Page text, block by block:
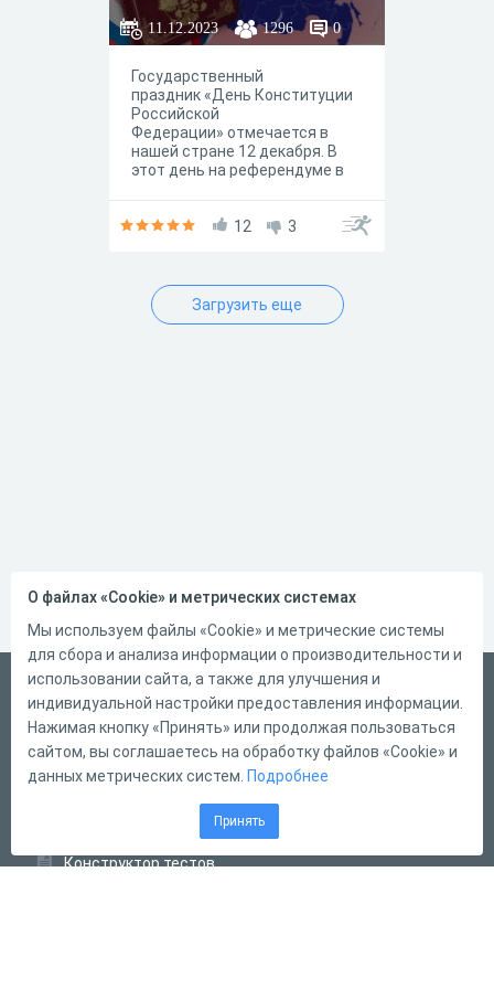
11.12.2023 1296 0
Государственный
праздник «День Конституции
Российской
Федерации» отмечается в
нашей стране 12 декабря. В
этот день на референдуме в
Полный её текст был
тех пор данный праздник
принято считать одним из
важнейших государственных
12 3
Загрузить еще
Русский
Справка
Форма обратной связи
Конструктор тестов
О файлах «Cookie» и метрических системах
Мы используем файлы «Cookie» и метрические системы
для сбора и анализа информации о производительности и
использовании сайта, а также для улучшения и
индивидуальной настройки предоставления информации.
Нажимая кнопку «Принять» или продолжая пользоваться
сайтом, вы соглашаетесь на обработку файлов «Cookie» и
данных метрических систем. Подробнее
Принять